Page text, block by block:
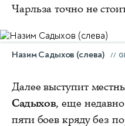
Чарльза точно не
Назим Садыхов (слева)
Далее выступит
Садыхов, еще
пяти боев кряду без